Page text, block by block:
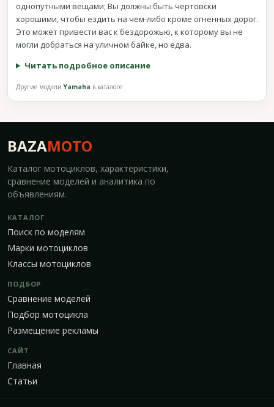
однопутными вещами; Вы должны быть чертовски
хорошими, чтобы ездить на чем-либо кроме огненных дорог.
Это может привести вас к бездорожью, к которому вы не
могли добраться на уличном байке, но едва.
Читать подробное описание
Другие моделиYamaha в каталоге
BAZAMOTO
Каталог мотоциклов, характеристики,
сравнение моделей и аналитика по
объявлениям.
КАТАЛОГ
Поиск по моделям
Марки мотоциклов
Классы мотоциклов
ПОДБОР
Сравнение моделей
Подбор мотоцикла
Размещение рекламы
САЙТ
Главная
Статьи